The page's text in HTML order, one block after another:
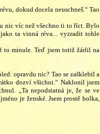
dokud docela neuschneš.“ Tao
nic víc než všechno ti to říct. Bylo
ta vinná réva... vyzradit tohle
minule. Teď jsem totiž žárlil na
opravdu nic? Tao se zašklebil a
dozví všichni.“ Naklonil jsem
„Ta nepodstatná je, že se ve
je ženské. Jsem prostě holka,